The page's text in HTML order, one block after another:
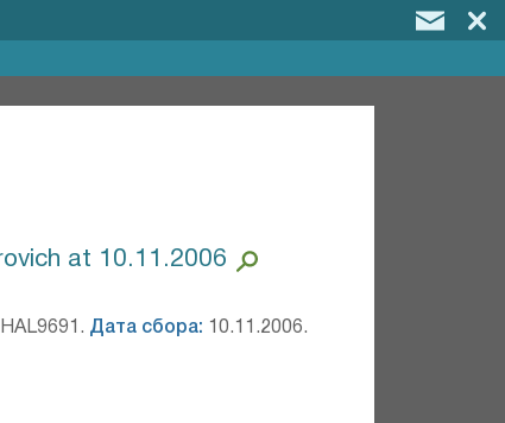
at 10.11.2006
HAL9691. Дата сбора: 10.11.2006.